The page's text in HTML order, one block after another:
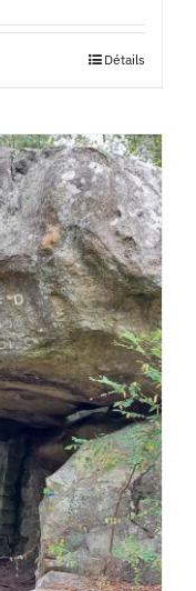
Détails